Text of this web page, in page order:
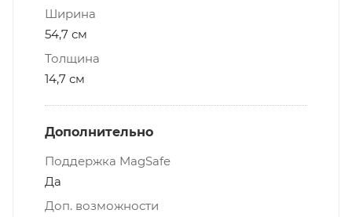
Ширина
54,7 см
Толщина
14,7 см
Дополнительно
Поддержка MagSafe
Да
Доп. возможности